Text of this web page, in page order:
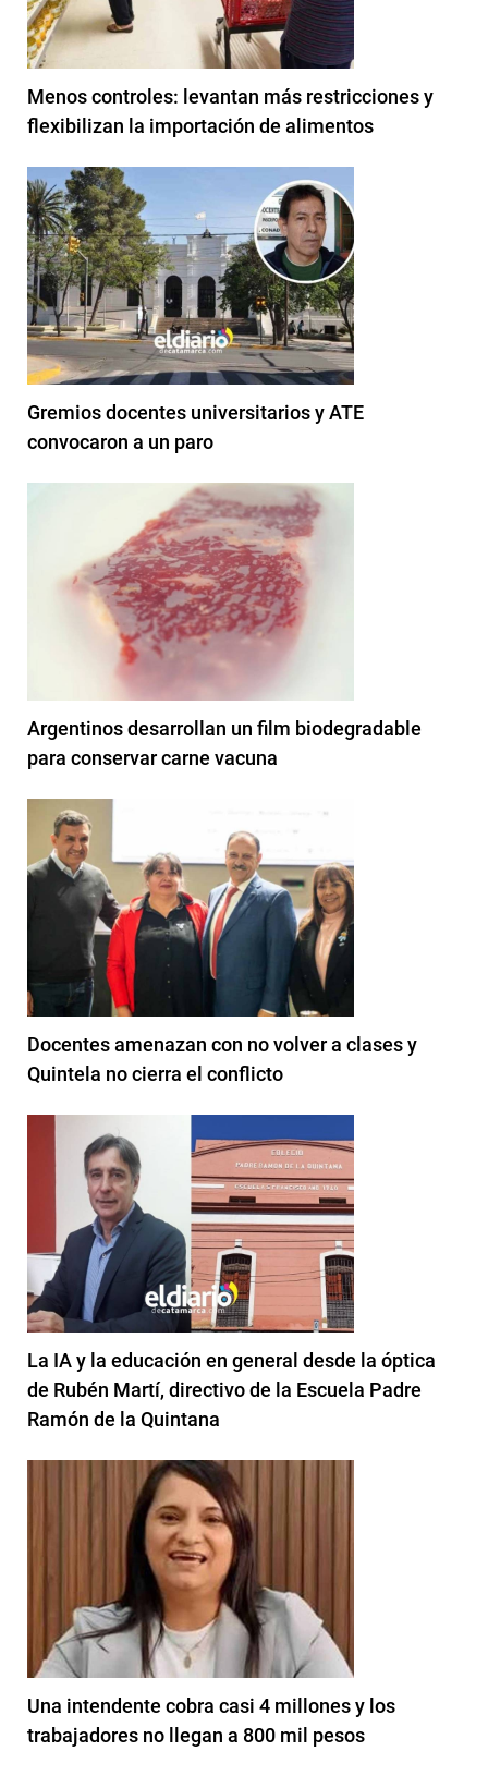
Menos controles: levantan más restricciones y
flexibilizan la importación de alimentos
Gremios docentes universitarios y ATE
convocaron a un paro
Argentinos desarrollan un film biodegradable
para conservar carne vacuna
Docentes amenazan con no volver a clases y
Quintela no cierra el conflicto
La IA y la educación en general desde la óptica
de Rubén Martí, directivo de la Escuela Padre
Ramón de la Quintana
Una intendente cobra casi 4 millones y los
trabajadores no llegan a 800 mil pesos